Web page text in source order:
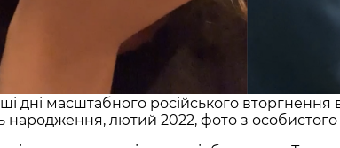
дні масштабного російського вторгнення в
народження, лютий 2022, фото з особистого